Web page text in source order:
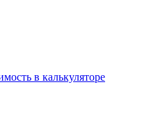
в калькуляторе